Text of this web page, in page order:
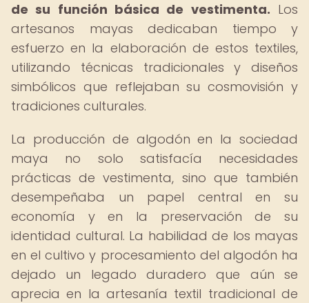
de su función básica de vestimenta. Los
artesanos mayas dedicaban tiempo y
esfuerzo en la elaboración de estos textiles,
utilizando técnicas tradicionales y diseños
simbólicos que reflejaban su cosmovisión y
tradiciones culturales.
La producción de algodón en la sociedad
maya no solo satisfacía necesidades
prácticas de vestimenta, sino que también
desempeñaba un papel central en su
economía y en la preservación de su
identidad cultural. La habilidad de los mayas
en el cultivo y procesamiento del algodón ha
dejado un legado duradero que aún se
aprecia en la artesanía textil tradicional de